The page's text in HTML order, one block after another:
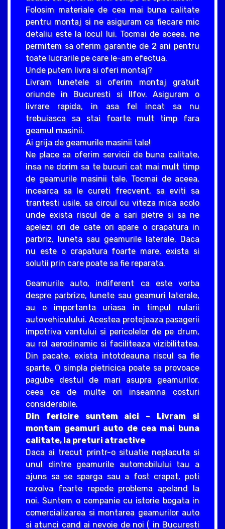
Folosim materiale de cea mai buna calitate
pentru montaj si ne asiguram ca fiecare mic
detaliu este la locul lui. Tocmai de aceea, ne
permitem sa oferim garantie de 2 ani pentru
toate lucrarile pe care le-am efectua.
Unde putem livra si oferi montaj?
Livram lunetele si oferim montaj gratuit
oriunde in Bucuresti si Ilfov. Asiguram o
livrare rapida, in asa fel incat sa nu
trebuiasca sa stai foarte mult timp fara
geamul masinii.
Ai grija de geamurile masinii tale!
Ne place sa oferim servicii de buna calitate,
insa ne dorim sa te bucuri cat mai mult timp
de geamurile masinii tale. Tocmai de aceea,
incearca sa le cureti frecvent, sa eviti sa
trantesti usile, sa circul cu viteza mica acolo
unde exista riscul de a sari pietre si sa ne
apelezi ori de cate ori apare o crapatura in
parbriz, luneta sau geamurile laterale. Daca
nu este o crapatura foarte mare, exista si
solutii prin care poate sa fie reparata.
Geamurile auto, indiferent ca este vorba
despre parbrize, lunete sau geamuri laterale,
au o importanta uriasa in timpul rularii
autovehiculului. Acestea protejeaza pasagerii
impotriva vantului si pericolelor de pe drum,
au rol aerodinamic si faciliteaza vizibilitatea.
Din pacate, exista intotdeauna riscul sa fie
sparte. O simpla pietricica poate sa provoace
pagube destul de mari asupra geamurilor,
ceea ce de multe ori inseamna costuri
considerabile.
Din fericire suntem aici – Livram si
montam geamuri auto de cea mai buna
calitate, la preturi atractive
Daca ai trecut printr-o situatie neplacuta si
unul dintre geamurile automobilului tau a
ajuns sa se sparga sau a fost crapat, poti
rezolva foarte repede problema apeland la
noi. Suntem o companie cu istorie bogata in
comercializarea si montarea geamurilor auto
si atunci cand ai nevoie de noi ( in Bucuresti